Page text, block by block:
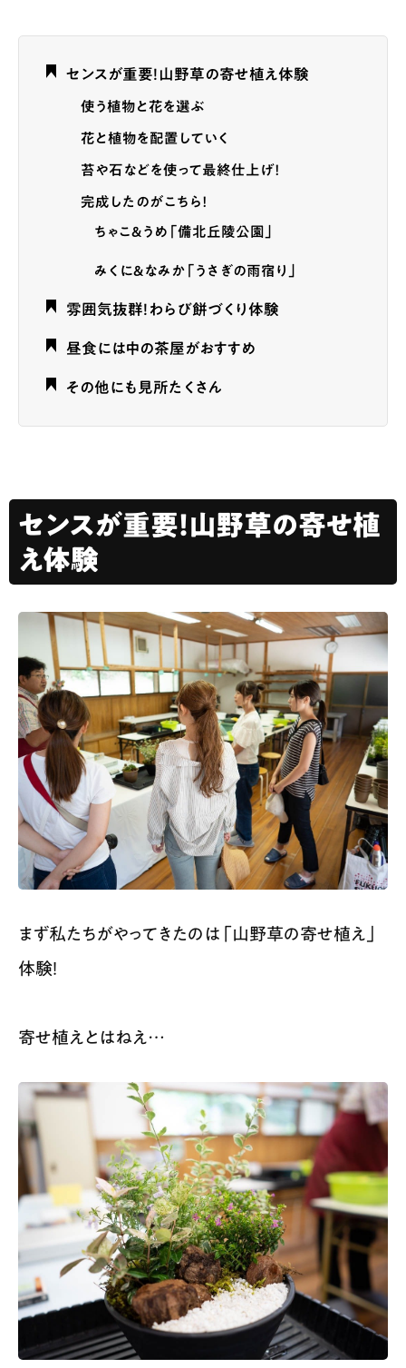
センスが重要！山野草の寄せ植え体験
使う植物と花を選ぶ
花と植物を配置していく
苔や石などを使って最終仕上げ！
完成したのがこちら！
ちゃこ＆うめ「備北丘陵公園」
みくに＆なみか「うさぎの雨宿り」
雰囲気抜群！わらび餅づくり体験
昼食には中の茶屋がおすすめ
その他にも見所たくさん
センスが重要！山野草の寄せ植
え体験
まず私たちがやってきたのは「山野草の寄せ植え」
体験！
寄せ植えとはねえ…